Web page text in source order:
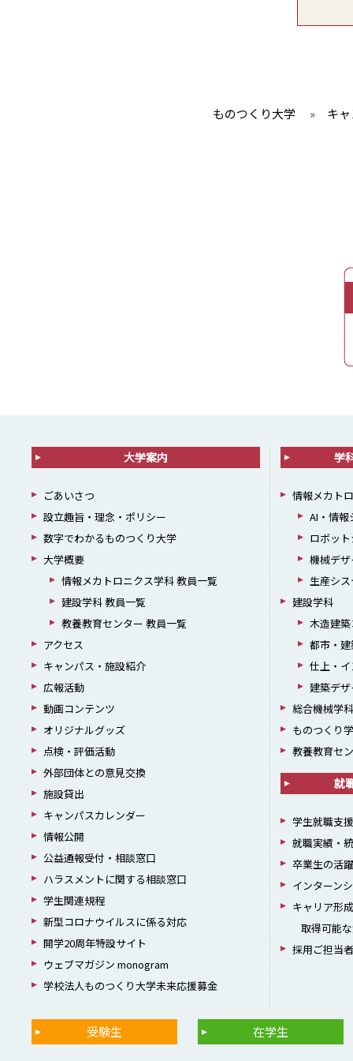
ものつくり大学 » キ
大学案内
ごあいさつ
設立趣旨・理念・ポリシー
数字でわかるものつくり大学
大学概要
情報メカトロニクス学科 教員一覧
建設学科 教員一覧
教養教育センター 教員一覧
アクセス
キャンパス・施設紹介
広報活動
動画コンテンツ
オリジナルグッズ
点検・評価活動
外部団体との意見交換
施設貸出
キャンパスカレンダー
情報公開
公益通報受付・相談窓口
ハラスメントに関する相談窓口
学生関連規程
新型コロナウイルスに係る対応
開学20周年特設サイト
ウェブマガジン monogram
学校法人ものつくり大学未来応援募金
学
情報メカト
AI・情
ロボッ
機械デ
生産シ
建設学科
木造建
都市・
仕上・
建築デ
総合機械学科
ものつくり
教養教育セ
就
学生就職支援
就職実績・
卒業生の活躍
インターン
キャリア形成
取得可能な
採用ご担当
受験生 在学生